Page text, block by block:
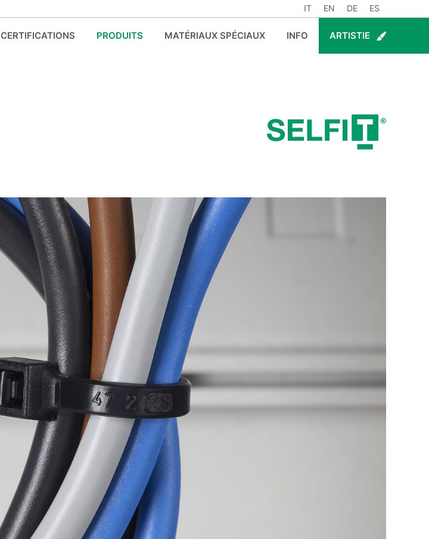
IT EN DE ES
CERTIFICATIONS PRODUITS MATÉRIAUX SPÉCIAUX INFO ARTISTIE